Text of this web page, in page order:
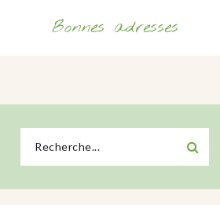
Bonnes adresses